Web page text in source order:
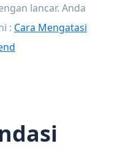
lancar. Anda
: Cara Mengatasi